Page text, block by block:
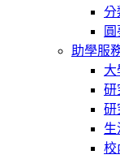
分
助學服
大
研
研
生
校